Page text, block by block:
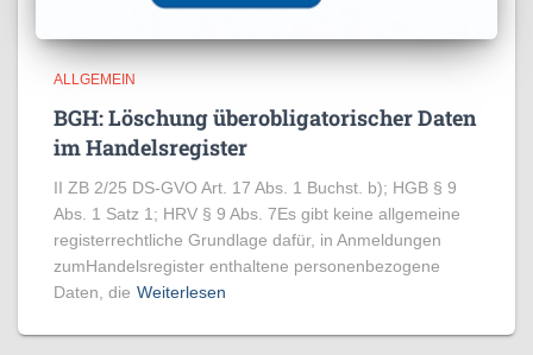
ALLGEMEIN
BGH: Löschung überobligatorischer Daten
im Handelsregister
II ZB 2/25 DS-GVO Art. 17 Abs. 1 Buchst. b); HGB § 9
Abs. 1 Satz 1; HRV § 9 Abs. 7Es gibt keine allgemeine
registerrechtliche Grundlage dafür, in Anmeldungen
zumHandelsregister enthaltene personenbezogene
Daten, die Weiterlesen